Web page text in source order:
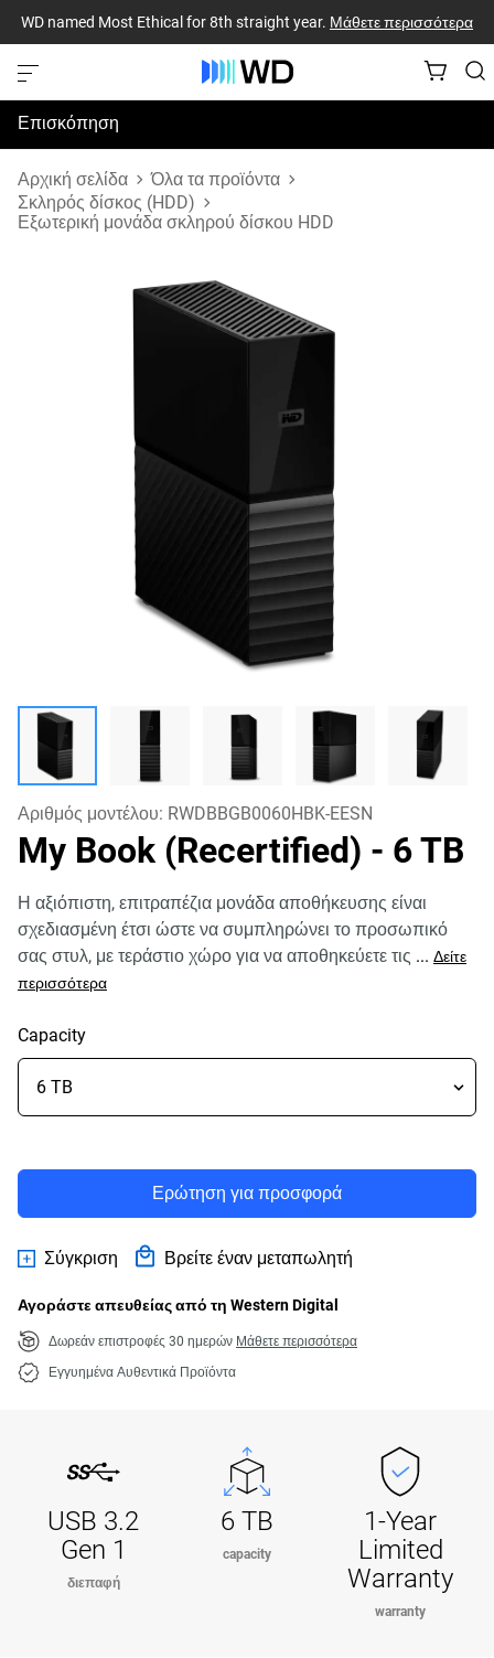
WD named Most Ethical for 8th straight year. Μάθετε περισσότερα
Επισκόπηση
Προδιαγραφές
Υποστήριξη & Πόροι
Αρχική σελίδα
Όλα τα προϊόντα
Σκληρός δίσκος (HDD)
Εξωτερική μονάδα σκληρού δίσκου HDD
Αριθμός μοντέλου: RWDBBGB0060HBK-EESN
My Book (Recertified) - 6 TB
Η αξιόπιστη, επιτραπέζια μονάδα αποθήκευσης είναι
σχεδιασμένη έτσι ώστε να συμπληρώνει το προσωπικό
σας στυλ, με τεράστιο χώρο για να αποθηκεύετε τις ... Δείτε
περισσότερα
Capacity
Ερώτηση για προσφορά
Σύγκριση Βρείτε έναν μεταπωλητή
Αγοράστε απευθείας από τη Western Digital
Δωρεάν επιστροφές 30 ημερών Μάθετε περισσότερα
Εγγυημένα Αυθεντικά Προϊόντα
USB 3.2
Gen 1
διεπαφή
6 TB
capacity
1-Year
Limited
Warranty
warranty